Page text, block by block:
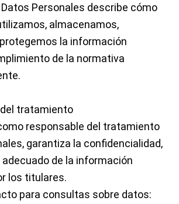
Personales describe cómo
almacenamos,
la información
de la normativa
tratamiento
responsable del tratamiento
garantiza la confidencialidad,
de la información
los titulares.
para consultas sobre datos: